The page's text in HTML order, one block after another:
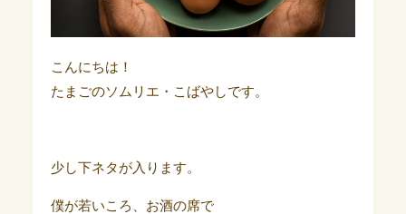
こんにちは！
たまごのソムリエ・こばやしです。
少し下ネタが入ります。
僕が若いころ、お酒の席で